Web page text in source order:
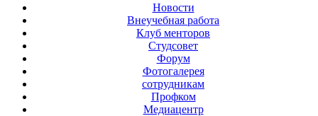
Новости
Внеучебная работа
Клуб менторов
Студсовет
Форум
Фотогалерея
сотрудникам
Профком
Медиацентр